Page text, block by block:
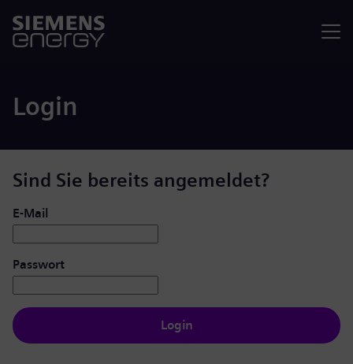
Login
Sind Sie bereits angemeldet?
Login: Benutzer und Passwort
E-Mail
Passwort
Login